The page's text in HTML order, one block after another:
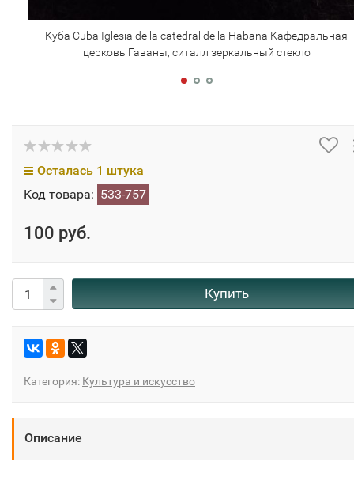
Куба Cuba Iglesia de la catedral de la Habana Кафедральная
церковь Гаваны, ситалл зеркальный стекло
Осталась 1 штука
Код товара: 533-757
100 руб.
Купить
Категория: Культура и искусство
Описание